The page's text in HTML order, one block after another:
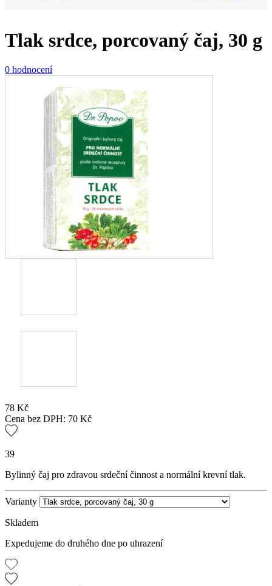
Tlak srdce, porcovaný čaj, 30 g
0 hodnocení
78 Kč
Cena bez DPH: 70 Kč
39
Bylinný čaj pro zdravou srdeční činnost a normální krevní tlak.
Varianty
Skladem
Expedujeme do druhého dne po uhrazení